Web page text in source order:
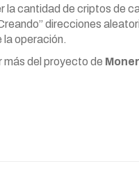
la cantidad de criptos de
direcciones
operación.
más del proyecto de